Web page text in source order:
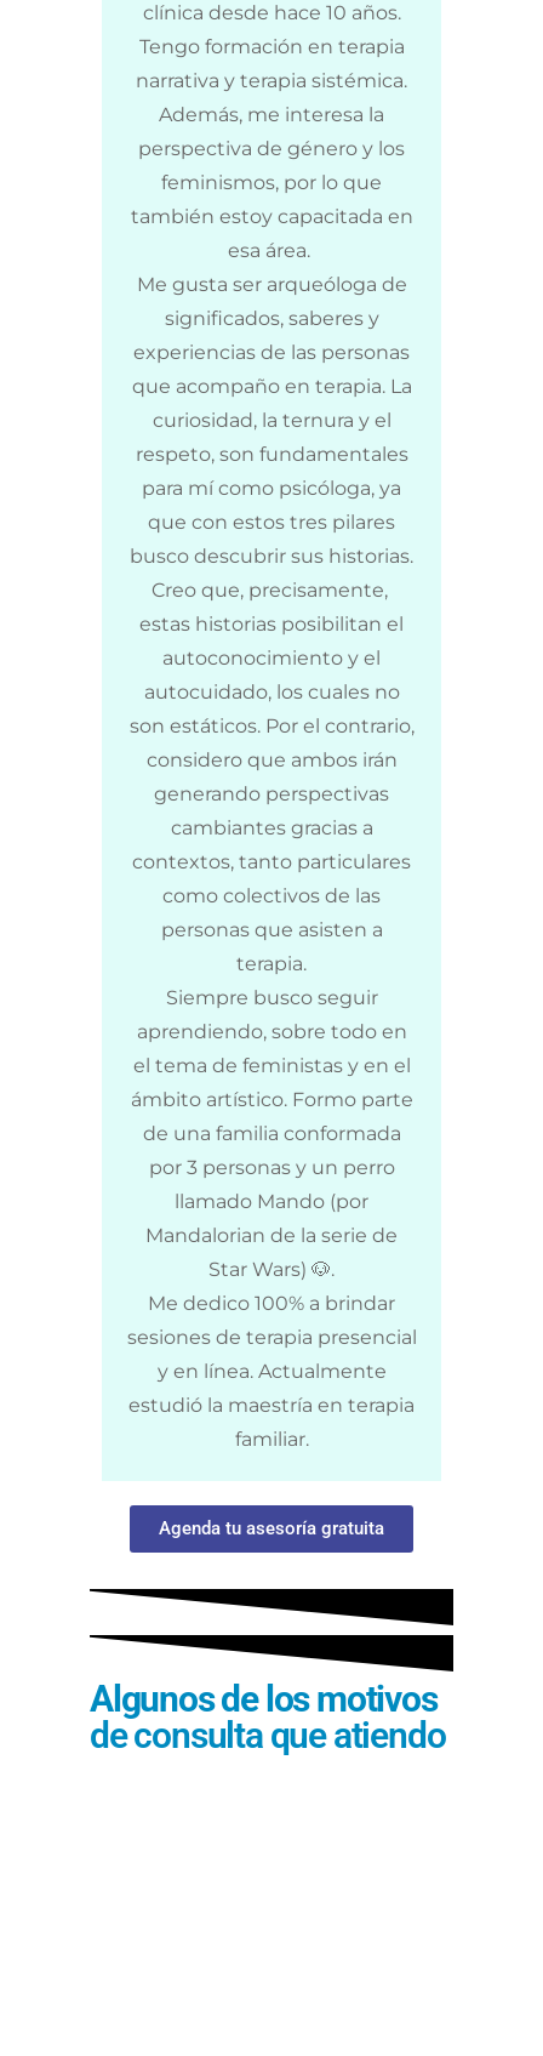
clínica desde hace 10 años.
Tengo formación en terapia
narrativa y terapia sistémica.
Además, me interesa la
perspectiva de género y los
feminismos, por lo que
también estoy capacitada en
esa área.
Me gusta ser arqueóloga de
significados, saberes y
experiencias de las personas
que acompaño en terapia. La
curiosidad, la ternura y el
respeto, son fundamentales
para mí como psicóloga, ya
que con estos tres pilares
busco descubrir sus historias.
Creo que, precisamente,
estas historias posibilitan el
autoconocimiento y el
autocuidado, los cuales no
son estáticos. Por el contrario,
considero que ambos irán
generando perspectivas
cambiantes gracias a
contextos, tanto particulares
como colectivos de las
personas que asisten a
terapia.
Siempre busco seguir
aprendiendo, sobre todo en
el tema de feministas y en el
ámbito artístico. Formo parte
de una familia conformada
por 3 personas y un perro
llamado Mando (por
Mandalorian de la serie de
Star Wars) 🐶.
Me dedico 100% a brindar
sesiones de terapia presencial
y en línea. Actualmente
estudió la maestría en terapia
familiar.
Agenda tu asesoría gratuita
Algunos de los motivos
de consulta que atiendo